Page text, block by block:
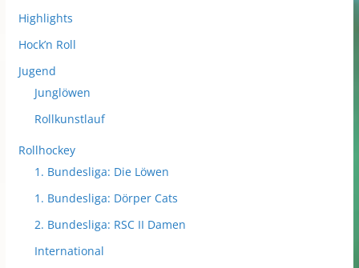
Highlights
Hock’n Roll
Jugend
Junglöwen
Rollkunstlauf
Rollhockey
1. Bundesliga: Die Löwen
1. Bundesliga: Dörper Cats
2. Bundesliga: RSC II Damen
International